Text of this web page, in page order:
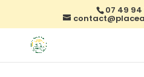
07 49 94